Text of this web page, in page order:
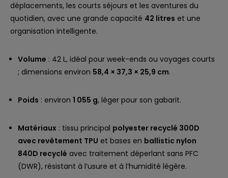
déplacements, les courts séjours et les aventures du
quotidien, avec une grande capacité 42 litres et une
organisation intelligente.
Volume : 42 L, idéal pour week-ends ou voyages courts
; dimensions environ 58,4 × 37,3 × 25,9 cm.
Poids : environ 1 055 g, léger pour son gabarit.
Matériaux : tissu principal polyester recyclé 300D
avec revêtement TPU et bases en ballistic nylon
840D recyclé avec traitement déperlant sans PFC
(DWR), résistant à l’usure et à l’humidité légère.